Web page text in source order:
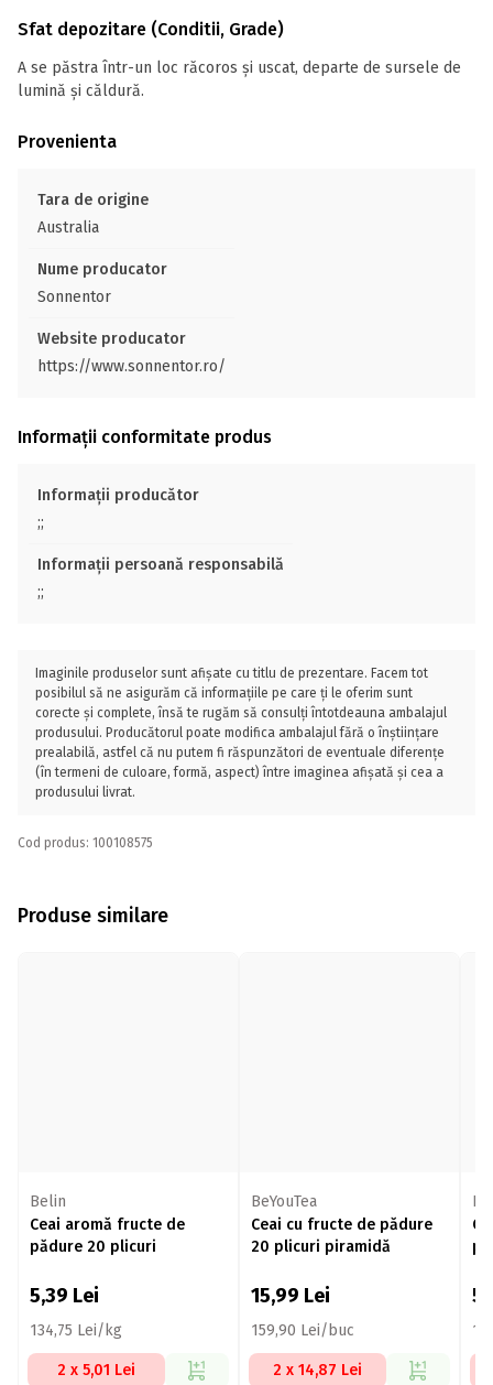
Sfat depozitare (Conditii, Grade)
A se păstra într-un loc răcoros și uscat, departe de sursele de
lumină și căldură.
Provenienta
Tara de origine
Australia
Nume producator
Sonnentor
Website producator
https://www.sonnentor.ro/
Informații conformitate produs
Informații producător
;;
Informații persoană responsabilă
;;
Imaginile produselor sunt afișate cu titlu de prezentare. Facem tot
posibilul să ne asigurăm că informațiile pe care ți le oferim sunt
corecte și complete, însă te rugăm să consulți întotdeauna ambalajul
produsului. Producătorul poate modifica ambalajul fără o înștiințare
prealabilă, astfel că nu putem fi răspunzători de eventuale diferențe
(în termeni de culoare, formă, aspect) între imaginea afișată și cea a
produsului livrat.
Cod produs: 100108575
Produse similare
Belin
Ceai aromă fructe de
pădure 20 plicuri
5,39 Lei
134,75 Lei/kg
2 x 5,01 Lei
BeYouTea
Ceai cu fructe de pădure
20 plicuri piramidă
15,99 Lei
159,90 Lei/buc
2 x 14,87 Lei